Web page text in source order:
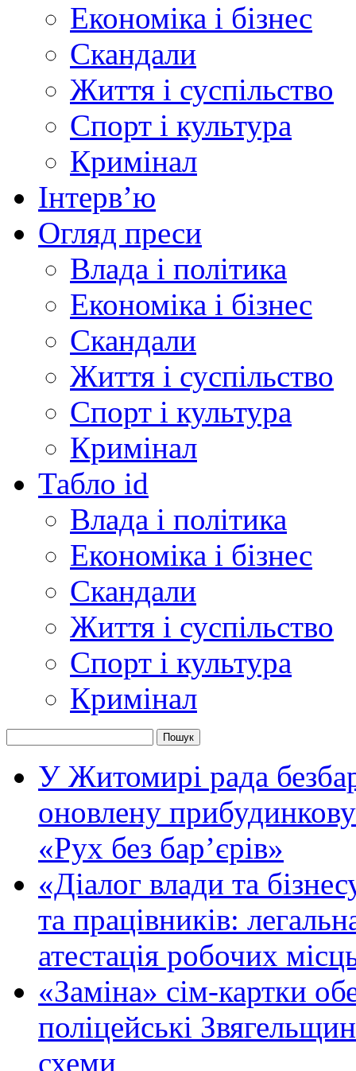
Економіка і бізнес
Скандали
Життя і суспільство
Спорт і культура
Кримінал
Інтерв’ю
Огляд преси
Влада і політика
Економіка і бізнес
Скандали
Життя і суспільство
Спорт і культура
Кримінал
Табло id
Влада і політика
Економіка і бізнес
Скандали
Життя і суспільство
Спорт і культура
Кримінал
У Житомирі рада
оновлену
«Рух без бар’єрів»
«Діалог влади та
та працівників:
атестація робочих
«Заміна» сім-картки
поліцейські
схеми